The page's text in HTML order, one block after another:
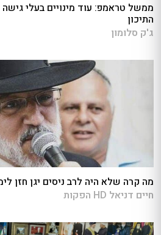
ממשל טראמפ: עוד מינויים בעלי
התיכון
ג'ק סלומון
מה קרה שלא היה לרב ניסים יגן חזן
חיים דניאל HD הפקות